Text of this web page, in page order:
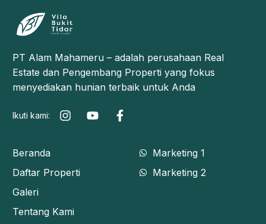
PT Alam Mahameru – adalah perusahaan Real
Estate dan Pengembang Properti yang fokus
menyediakan hunian terbaik untuk Anda
Ikuti kami:
Beranda
Daftar Properti
Galeri
Tentang Kami
Marketing 1
Marketing 2